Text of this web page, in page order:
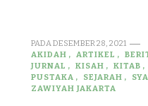
PADADESEMBER 28, 2021
AKIDAH
ARTIKEL
JURNAL
KISAH KITAB
PUSTAKA
SEJARAH
ZAWIYAH JAKARTA